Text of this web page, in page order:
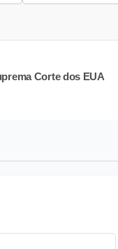
Corte dos EUA